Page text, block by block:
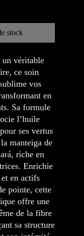
stock
un véritable
ce soin
vos
en
Sa formule
l’huile
ses vertus
manteiga de
riche en
Enrichie
en actifs
pointe, cette
offre une
de la fibre
sa structure